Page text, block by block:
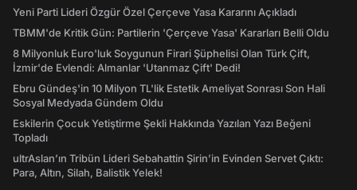
Yeni Parti Lideri Özgür Özel Çerçeve Yasa Kararını Açıkladı
TBMM'de Kritik Gün: Partilerin 'Çerçeve Yasa' Kararları Belli Oldu
8 Milyonluk Euro'luk Soygunun Firari Şüphelisi Olan Türk Çift,
İzmir'de Evlendi: Almanlar 'Utanmaz Çift' Dedi!
Ebru Gündeş'in 10 Milyon TL'lik Estetik Ameliyat Sonrası Son Hali
Sosyal Medyada Gündem Oldu
Eskilerin Çocuk Yetiştirme Şekli Hakkında Yazılan Yazı Beğeni
Topladı
ultrAslan’ın Tribün Lideri Sebahattin Şirin’in Evinden Servet Çıktı:
Para, Altın, Silah, Balistik Yelek!